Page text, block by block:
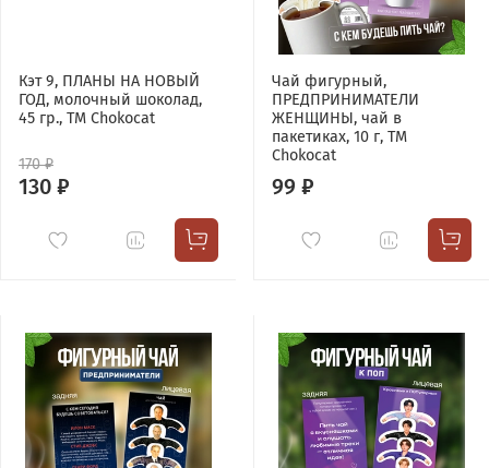
Кэт 9, ПЛАНЫ НА НОВЫЙ
ГОД, молочный шоколад,
45 гр., TM Chokocat
170 ₽
130 ₽
Чай фигурный,
ПРЕДПРИНИМАТЕЛИ
ЖЕНЩИНЫ, чай в
пакетиках, 10 г, TM
Chokocat
99 ₽